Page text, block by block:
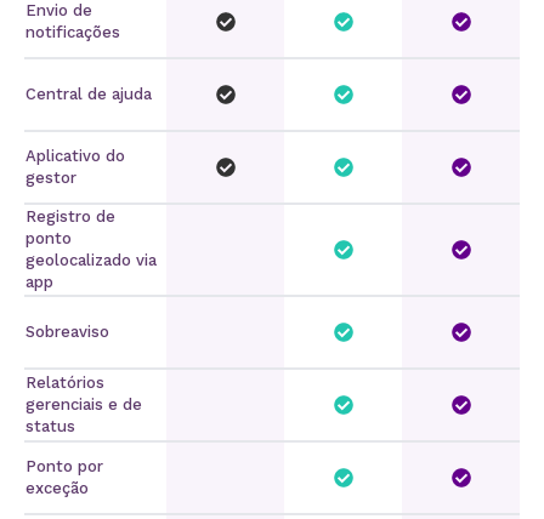
Envio de
notificações
Central de ajuda
Aplicativo do
gestor
Registro de
ponto
geolocalizado via
app
Sobreaviso
Relatórios
gerenciais e de
status
Ponto por
exceção